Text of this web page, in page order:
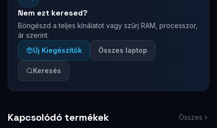
Nem ezt keresed?
Böngészd a teljes kínálatot vagy szűrj RAM, processzor,
ár szerint.
Új Kiegészítők
Összes laptop
Keresés
Kapcsolódó termékek Összes